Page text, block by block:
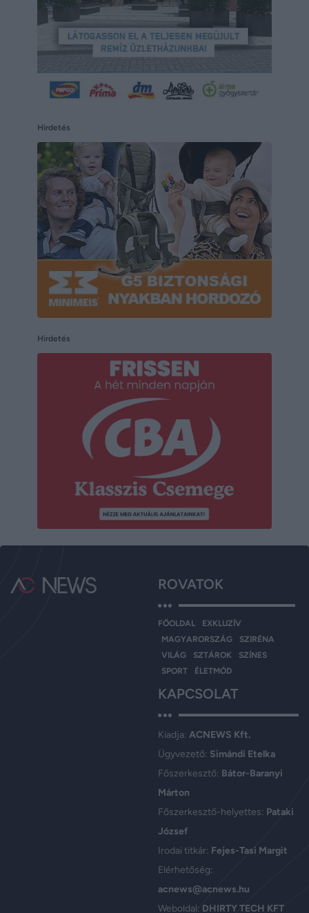
Hirdetés
Hirdetés
ROVATOK
FŐOLDAL
EXKLUZÍV
MAGYARORSZÁG
SZIRÉNA
VILÁG
SZTÁROK
SZÍNES
SPORT
ÉLETMÓD
KAPCSOLAT
Kiadja: ACNEWS Kft.
Ügyvezető: Simándi Etelka
Főszerkesztő: Bátor-Baranyi
Márton
Főszerkesztő-helyettes: Pataki
József
Irodai titkár: Fejes-Tasi Margit
Elérhetőség:
acnews@acnews.hu
Weboldal: DHIRTY TECH KFT